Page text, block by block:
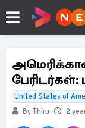
பேரிடர்கள்:
United States of
By Thiru
2